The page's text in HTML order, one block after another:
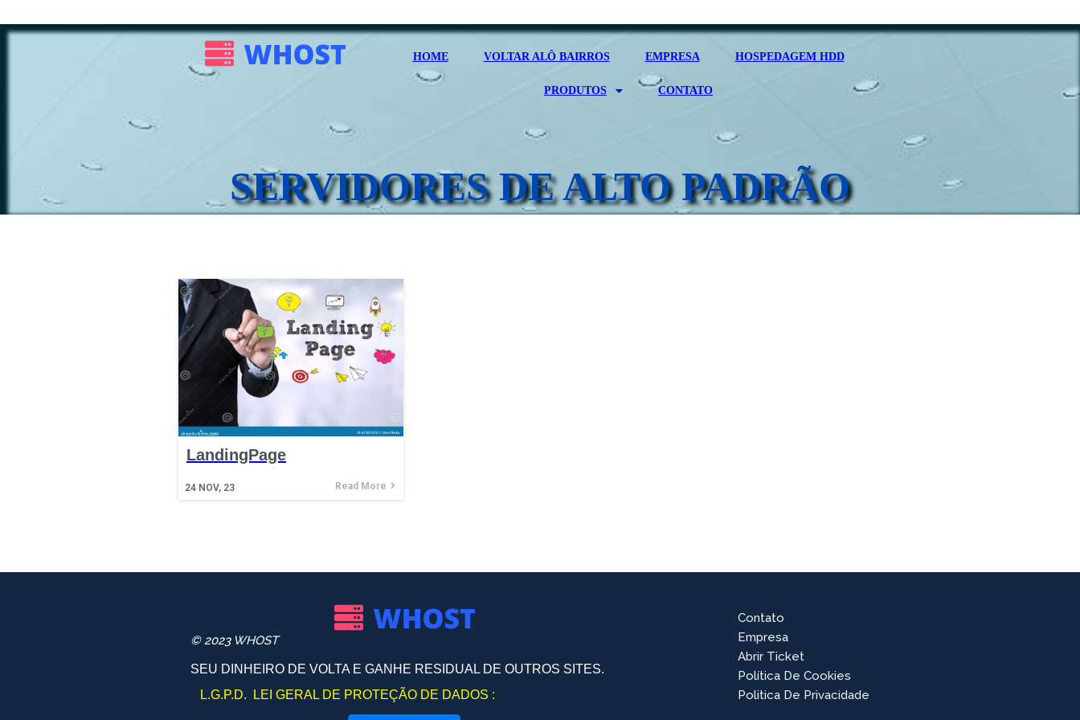
HOME VOLTAR ALÔ BAIRROS EMPRESA HOSPEDAGEM HDD
PRODUTOS CONTATO
SERVIDORES DE ALTO PADRÃO
LandingPage
24 NOV, 23 Read More
© 2023 WHOST
SEU DINHEIRO DE VOLTA E GANHE RESIDUAL DE OUTROS SITES.
L.G.P.D. LEI GERAL DE PROTEÇÃO DE DADOS :
Contato
Empresa
Abrir Ticket
Política De Cookies
Politica De Privacidade